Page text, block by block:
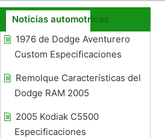
Noticias automotrices
1976 de Dodge Aventurero
Custom Especificaciones
Remolque Características del
Dodge RAM 2005
2005 Kodiak C5500
Especificaciones